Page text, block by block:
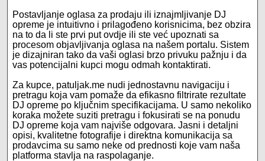
Postavljanje oglasa za prodaju ili iznajmljivanje DJ
opreme je intuitivno i prilagođeno korisnicima, bez obzira
na to da li ste prvi put ovdje ili ste već upoznati sa
procesom objavljivanja oglasa na našem portalu. Sistem
je dizajniran tako da vaši oglasi brzo privuku pažnju i da
vas potencijalni kupci mogu odmah kontaktirati.
Za kupce, patuljak.me nudi jednostavnu navigaciju i
pretragu koja vam pomaže da efikasno filtrirate rezultate
DJ opreme po ključnim specifikacijama. U samo nekoliko
koraka možete suziti pretragu i fokusirati se na ponudu
DJ opreme koja vam najviše odgovara. Jasni i detaljni
opisi, kvalitetne fotografije i direktna komunikacija sa
prodavcima su samo neke od prednosti koje vam naša
platforma stavlja na raspolaganje.